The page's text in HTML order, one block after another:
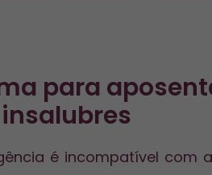
para
é incompatível com